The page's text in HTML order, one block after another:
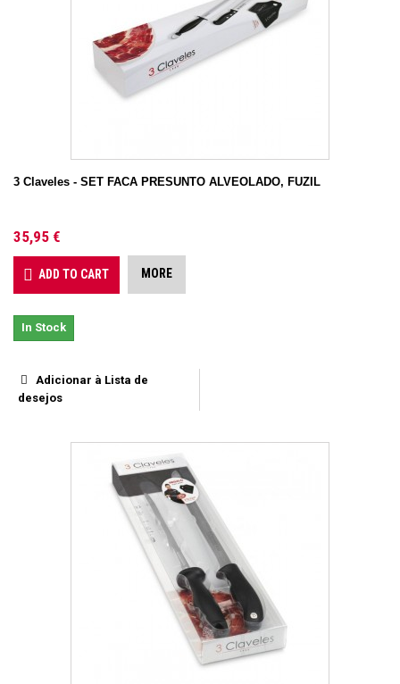
3 Claveles - SET FACA PRESUNTO ALVEOLADO, FUZIL
35,95 €
ADD TO CART MORE
In Stock
Adicionar à Lista de
desejos